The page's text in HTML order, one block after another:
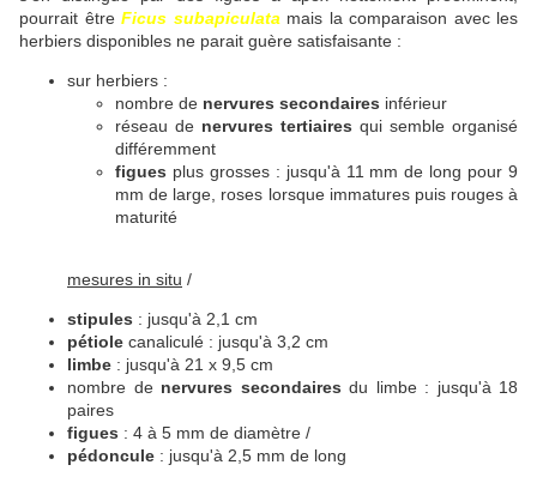
pourrait être Ficus subapiculata mais la comparaison avec les
herbiers disponibles ne parait guère satisfaisante :
sur herbiers :
nombre de nervures secondaires inférieur
réseau de nervures tertiaires qui semble organisé
différemment
figues plus grosses : jusqu'à 11 mm de long pour 9
mm de large, roses lorsque immatures puis rouges à
maturité
mesures in situ /
stipules : jusqu'à 2,1 cm
pétiole canaliculé : jusqu'à 3,2 cm
limbe : jusqu'à 21 x 9,5 cm
nombre de nervures secondaires du limbe : jusqu'à 18
paires
figues : 4 à 5 mm de diamètre /
pédoncule : jusqu'à 2,5 mm de long